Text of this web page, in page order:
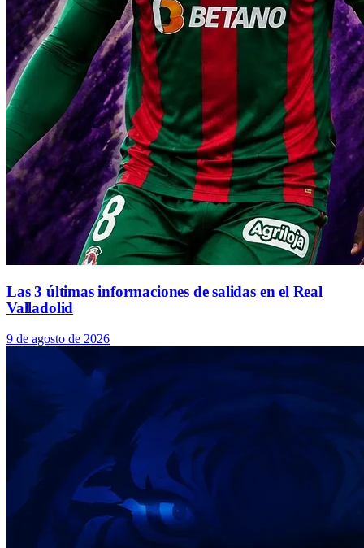
Las 3 últimas informaciones de salidas en el Real
Valladolid
9 de agosto de 2026